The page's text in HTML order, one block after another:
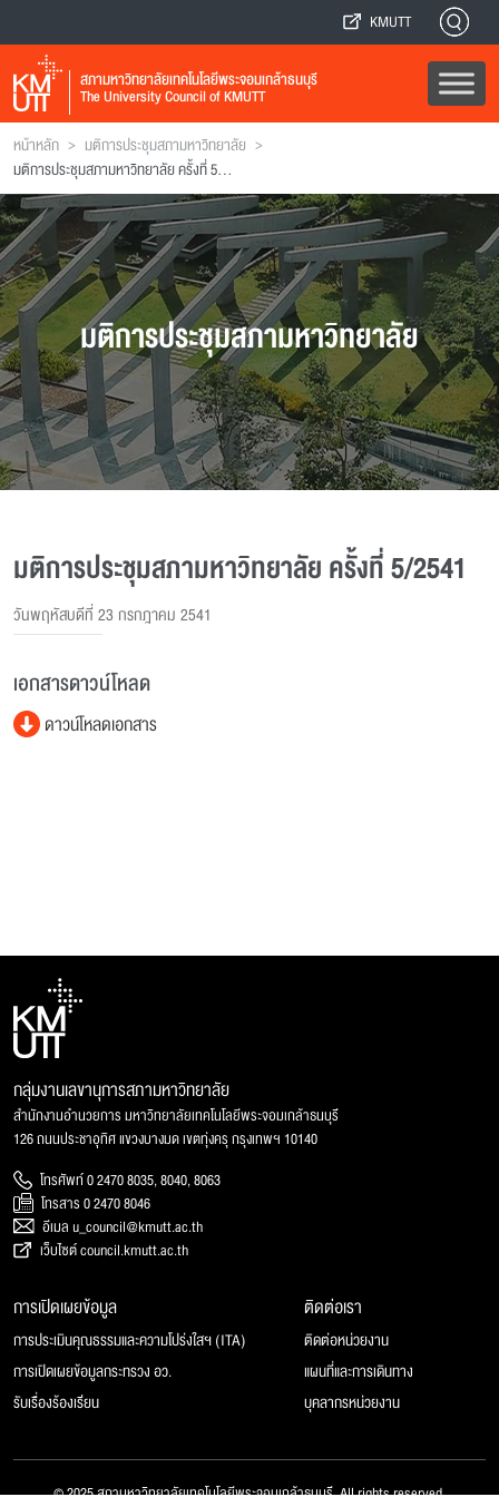
KMUTT
สภามหาวิทยาลัยเทคโนโลยีพระจอมเกล้าธนบุรี
The University Council of KMUTT
หน้าหลัก > มติการประชุมสภามหาวิทยาลัย >
มติการประชุมสภามหาวิทยาลัย ครั้งที่ 5/2541
มติการประชุมสภามหาวิทยาลัย
มติการประชุมสภามหาวิทยาลัย ครั้งที่ 5/2541
วันพฤหัสบดีที่ 23 กรกฎาคม 2541
เอกสารดาวน์โหลด
ดาวน์โหลดเอกสาร
กลุ่มงานเลขานุการสภามหาวิทยาลัย
สำนักงานอำนวยการ มหาวิทยาลัยเทคโนโลยีพระจอมเกล้าธนบุรี
126 ถนนประชาอุทิศ แขวงบางมด เขตทุ่งครุ กรุงเทพฯ 10140
โทรศัพท์ 0 2470 8035, 8040, 8063
โทรสาร 0 2470 8046
อีเมล u_council@kmutt.ac.th
เว็บไซต์ council.kmutt.ac.th
การเปิดเผยข้อมูล
การประเมินคุณธรรมและความโปร่งใสฯ (ITA)
การเปิดเผยข้อมูลกระทรวง อว.
รับเรื่องร้องเรียน
ติดต่อเรา
ติดต่อหน่วยงาน
แผนที่และการเดินทาง
บุคลากรหน่วยงาน